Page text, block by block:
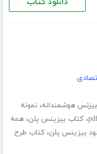
دانلود کتاب
هوشمندانه،نمونه
،کتاب بیزینس پلن،همه
بیزینس پلن،کتاب طرح